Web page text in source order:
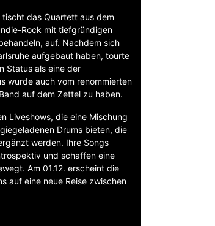
tischt das Quartett aus dem
Rock mit tiefgründigen
auf. Nachdem sich
aufgebaut haben, tourte
Status als eine der
wurde auch vom renommierten
auf dem Zettel zu haben.
Liveshows, die eine Mischung
Drums bieten, die
werden. Ihre Songs
und schaffen eine
Am 01.12. erscheint die
auf eine neue Reise zwischen